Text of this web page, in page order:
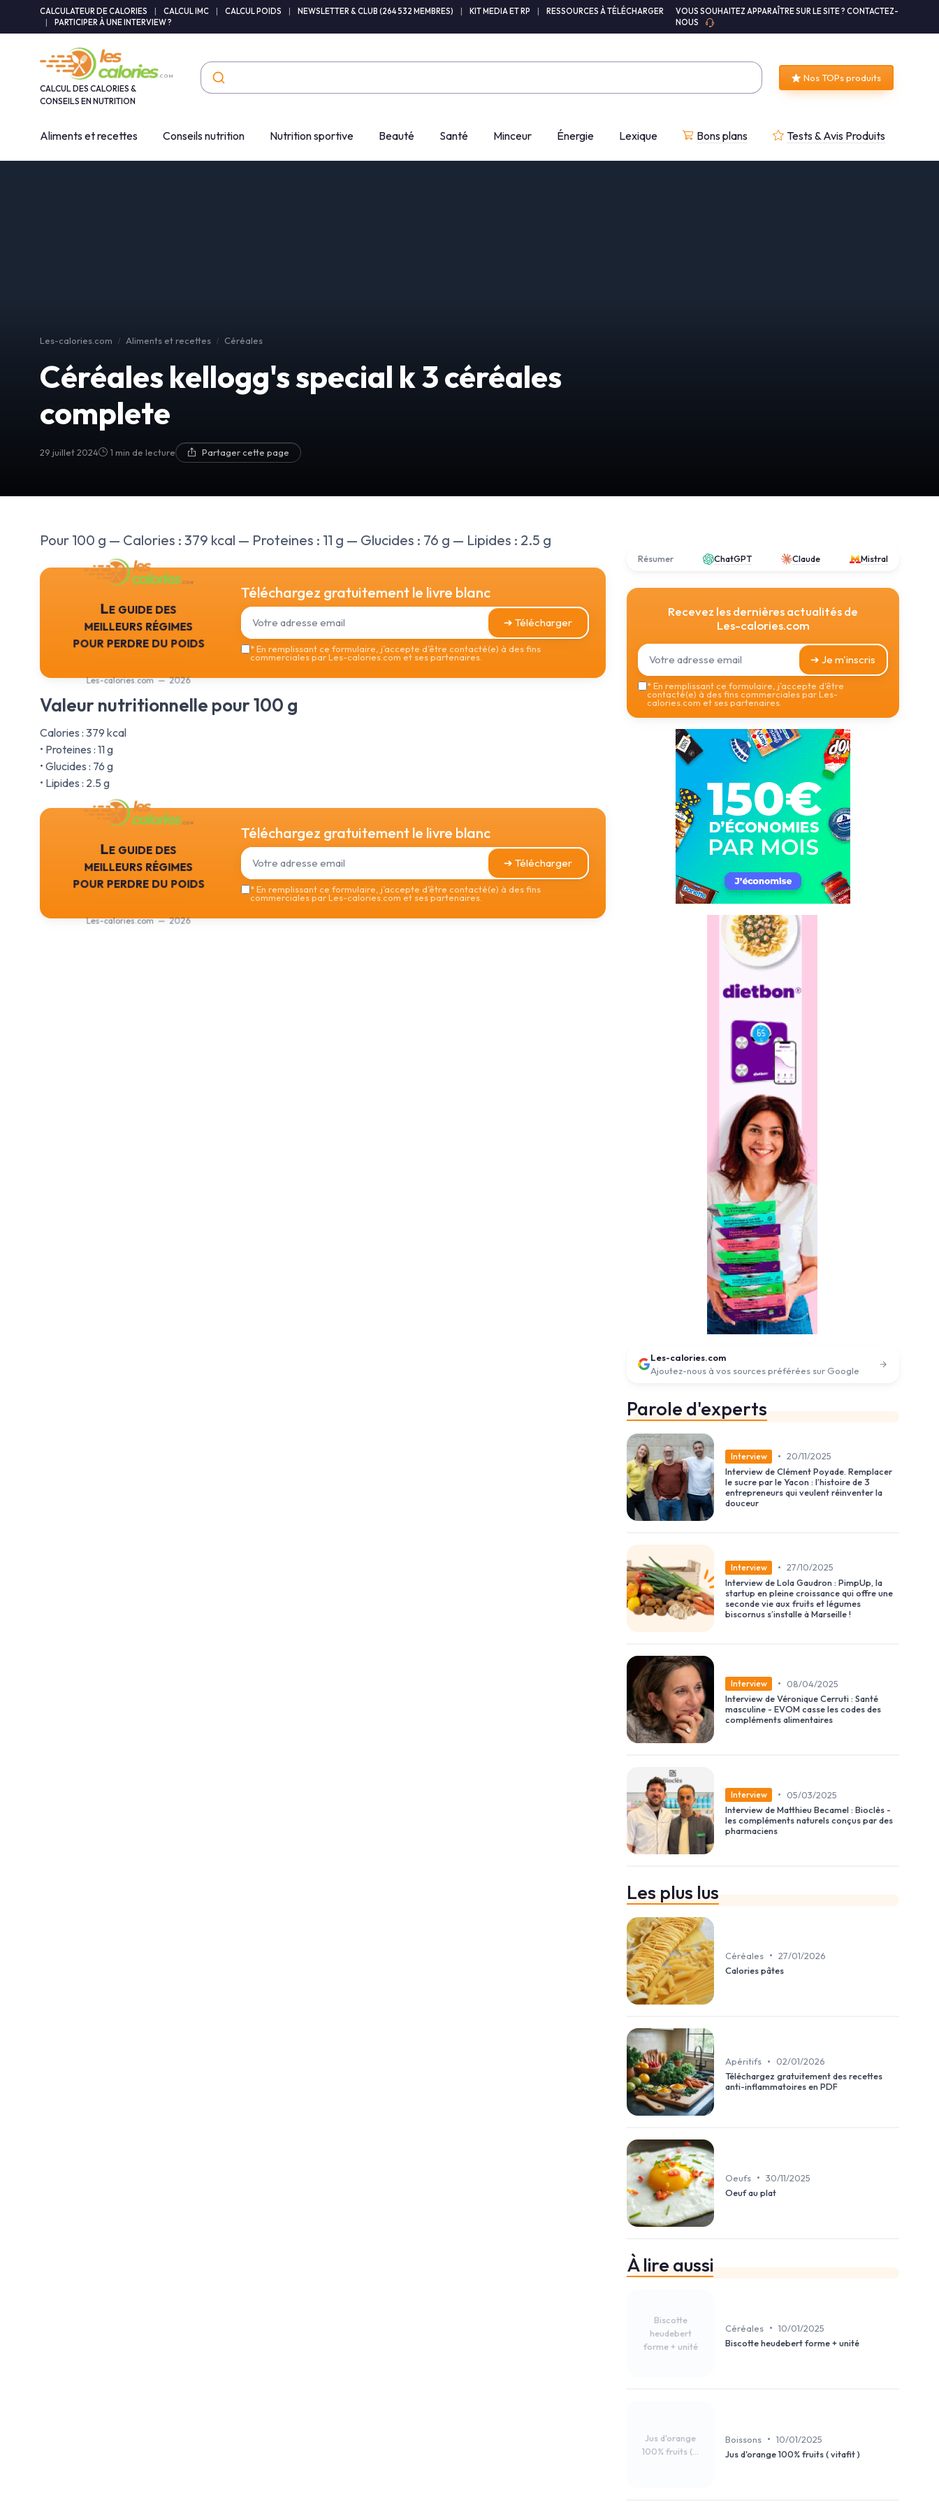
CALCULATEUR DE CALORIES CALCUL IMC CALCUL POIDS NEWSLETTER & CLUB (264 532 MEMBRES) KIT MEDIA ET RP
RESSOURCES À TÉLÉCHARGER
PARTICIPER À UNE INTERVIEW ?
VOUS SOUHAITEZ APPARAÎTRE SUR LE SITE ? CONTACTEZ-
NOUS
CALCUL DES CALORIES &
CONSEILS EN NUTRITION
Nos TOPs produits
Aliments et recettes Conseils nutrition Nutrition sportive Beauté Santé Minceur Énergie Lexique Bons plans Tests & Avis Produits
Les-calories.com Aliments et recettes Céréales
Céréales kellogg's special k 3 céréales
complete
29 juillet 2024 1 min de lecture Partager cette page
Pour 100 g — Calories : 379 kcal — Proteines : 11 g — Glucides : 76 g — Lipides : 2.5 g
Le guide des
meilleurs régimes
pour perdre du poids
Les-calories.com — 2026
Téléchargez gratuitement le livre blanc
➔ Télécharger
*En remplissant ce formulaire, j’accepte d’être contacté(e) à des fins
commerciales par Les-calories.com et ses partenaires.
Valeur nutritionnelle pour 100 g
Calories : 379 kcal
• Proteines : 11 g
• Glucides : 76 g
• Lipides : 2.5 g
Le guide des
meilleurs régimes
pour perdre du poids
Les-calories.com — 2026
Téléchargez gratuitement le livre blanc
➔ Télécharger
*En remplissant ce formulaire, j’accepte d’être contacté(e) à des fins
commerciales par Les-calories.com et ses partenaires.
Résumer ChatGPT Claude Mistral
Recevez les dernières actualités de
Les-calories.com
➔ Je m'inscris
*En remplissant ce formulaire, j’accepte d’être
contacté(e) à des fins commerciales par Les-
calories.com et ses partenaires.
Les-calories.com
Ajoutez-nous à vos sources préférées sur Google
Parole d'experts
Interview • 20/11/2025
Interview de Clément Poyade. Remplacer
le sucre par le Yacon : l’histoire de 3
entrepreneurs qui veulent réinventer la
douceur
Interview • 27/10/2025
Interview de Lola Gaudron : PimpUp, la
startup en pleine croissance qui offre une
seconde vie aux fruits et légumes
biscornus s’installe à Marseille !
Interview •
08/04/2025
Interview de Véronique Cerruti : Santé
masculine - EVOM casse les codes des
compléments alimentaires
Interview •
05/03/2025
Interview de Matthieu Becamel : Bioclès -
les compléments naturels conçus par des
pharmaciens
Les plus lus
Céréales • 27/01/2026
Calories pâtes
Apéritifs •
02/01/2026
Téléchargez gratuitement des recettes
anti-inflammatoires en PDF
Oeufs • 30/11/2025
Oeuf au plat
À lire aussi
Biscotte
heudebert
forme + unité
Céréales • 10/01/2025
Biscotte heudebert forme + unité
Jus d'orange
100% fruits (...
Boissons • 10/01/2025
Jus d'orange 100% fruits ( vitafit )
Panneau de gestion des cookies